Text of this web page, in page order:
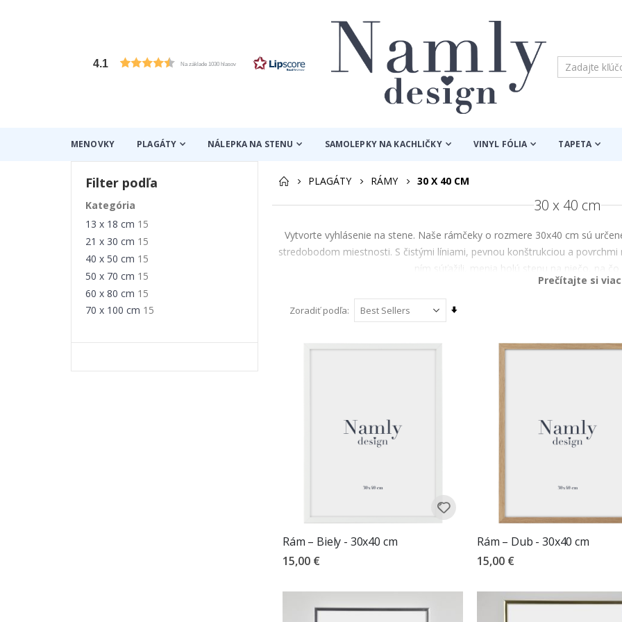
4.1 Na základe 1030 hlasov
MENOVKY PLAGÁTY NÁLEPKA NA STENU SAMOLEPKY NA KACHLIČKY VINYL FÓLIA TAPETA
PLAGÁTY RÁMY 30 X 40 CM
30 x 40 cm
Vytvorte vyhlásenie na stene. Naše rámčeky o rozmere 30x40 cm sú
stredobodom miestnosti. S čistými líniami, pevnou konštrukciou a
ním súťažili, menia holú stenu na niečo, na
30x40 cm je jednou z najčastejších veľkostí pre stenové umenia, dosť
pritom stále ľahko ju zladiť do vyváženej galérie na stene. Je to
mu dáva priestor na
čisté čierne a biele. Zavešte jeden samostatne pre okamžitý dopad, alebo
formátmi, na vytvorenie galérie na stene s hĺbkou a osobnosťou. Prezrite si
vaše umenie.
Prečítajte si viac
Zoradiť podľa
Nastaviť
Rám – Biely - 30x40 cm
15,00 €
Rám – Dub - 30x40 cm
15,00 €
Filter podľa
Kategória
13 x 18 cm 15
21 x 30 cm 15
40 x 50 cm 15
50 x 70 cm 15
60 x 80 cm 15
70 x 100 cm 15